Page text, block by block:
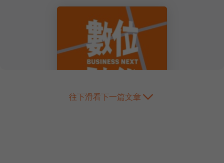
往下滑看下一篇文章